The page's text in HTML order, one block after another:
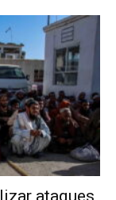
ataques